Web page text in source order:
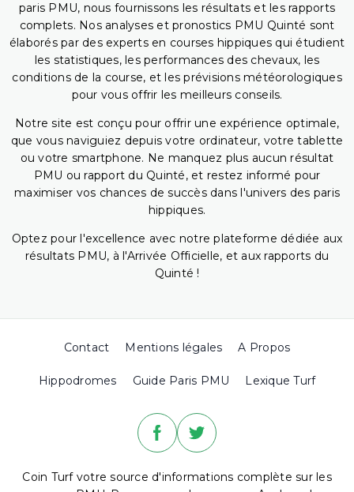
paris PMU, nous fournissons les résultats et les rapports
complets. Nos analyses et pronostics PMU Quinté sont
élaborés par des experts en courses hippiques qui étudient
les statistiques, les performances des chevaux, les
conditions de la course, et les prévisions météorologiques
pour vous offrir les meilleurs conseils.
Notre site est conçu pour offrir une expérience optimale,
que vous naviguiez depuis votre ordinateur, votre tablette
ou votre smartphone. Ne manquez plus aucun résultat
PMU ou rapport du Quinté, et restez informé pour
maximiser vos chances de succès dans l'univers des paris
hippiques.
Optez pour l'excellence avec notre plateforme dédiée aux
résultats PMU, à l'Arrivée Officielle, et aux rapports du
Quinté !
Contact Mentions légales A Propos
Hippodromes Guide Paris PMU Lexique Turf
Coin Turf votre source d'informations complète sur les